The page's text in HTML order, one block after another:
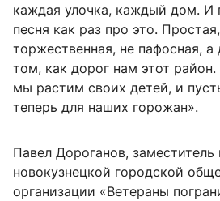
каждая улочка, каждый дом. И
песня как раз про это.
торжественная, не пафосная,
том, как дорог нам этот
мы растим своих детей, и
теперь для наших горожан».
Павел Дороганов, заместитель
новокузнецкой городской
организации «Ветераны